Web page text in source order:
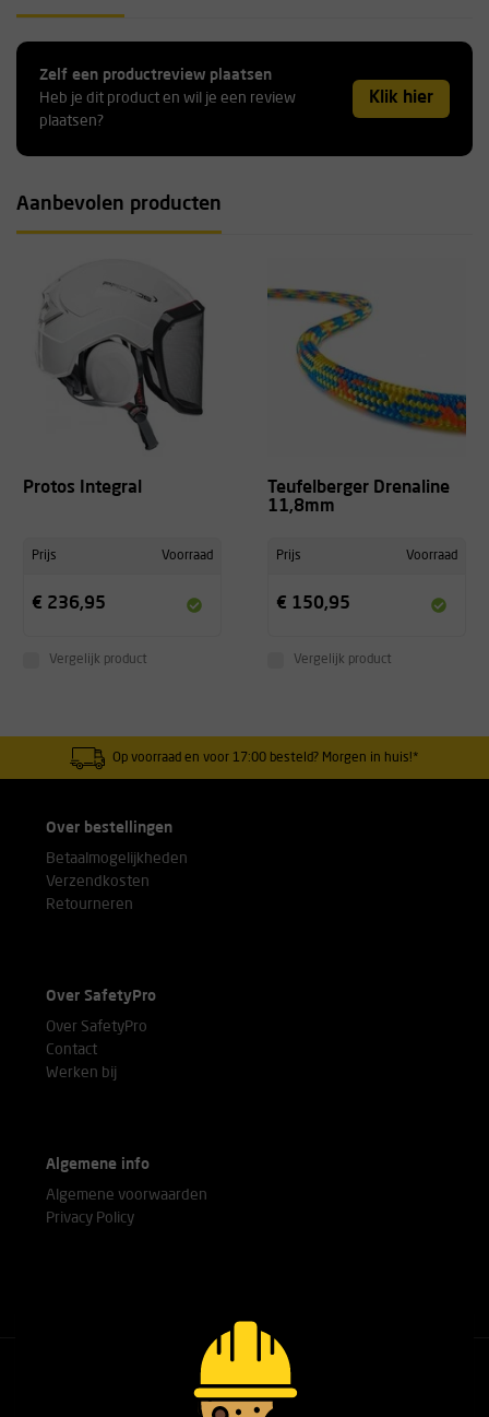
Zelf een productreview plaatsen
Heb je dit product en wil je een review
plaatsen?
Klik hier
Aanbevolen producten
Protos Integral
Prijs Voorraad
€ 236,95
Vergelijk product
Teufelberger Drenaline
11,8mm
Prijs Voorraad
€ 150,95
Vergelijk product
Op voorraad en voor 17:00 besteld? Morgen in huis!*
Over bestellingen
Betaalmogelijkheden
Verzendkosten
Retourneren
Over SafetyPro
Over SafetyPro
Contact
Werken bij
Algemene info
Algemene voorwaarden
Privacy Policy
Bel met onze experts
+31(0)76 751 25 18